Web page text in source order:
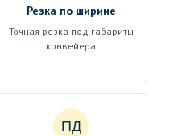
Резка по ширине
Точная резка под габариты
конвейера
ПД